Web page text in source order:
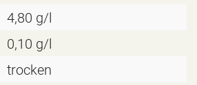
4,80 g/l
0,10 g/l
trocken